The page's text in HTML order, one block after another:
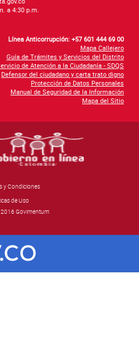
a 4:30 p.m.
Línea Anticorrupción: +57 601 444 69 00
Mapa Callejero
Guía de Trámites y Servicios del Distrito
de Atención a la Ciudadanía - SDQS
Defensor del ciudadano y carta trato digno
Protección de Datos Personales
Manual de Seguridad de la Información
Mapa del Sitio
y Condiciones
de Uso
Govimentum